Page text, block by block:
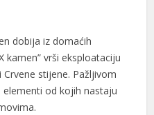
dobija iz domaćih
kamen” vrši eksploataciju
stijene. Pažljivom
od kojih nastaju